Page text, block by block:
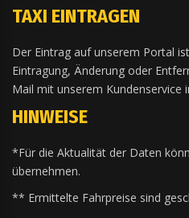
TAXI EINTRAGEN
Der Eintrag auf unserem Portal
Eintragung, Änderung oder
Mail mit unserem Kundenservice
HINWEISE
*Für die Aktualität der Daten
übernehmen.
** Ermittelte Fahrpreise sind